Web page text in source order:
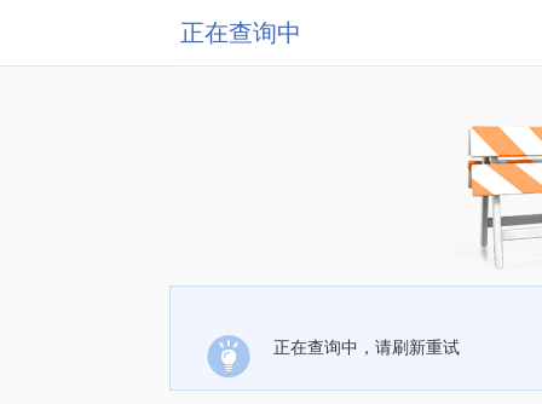
正在查询中
正在查询中，请刷新重试